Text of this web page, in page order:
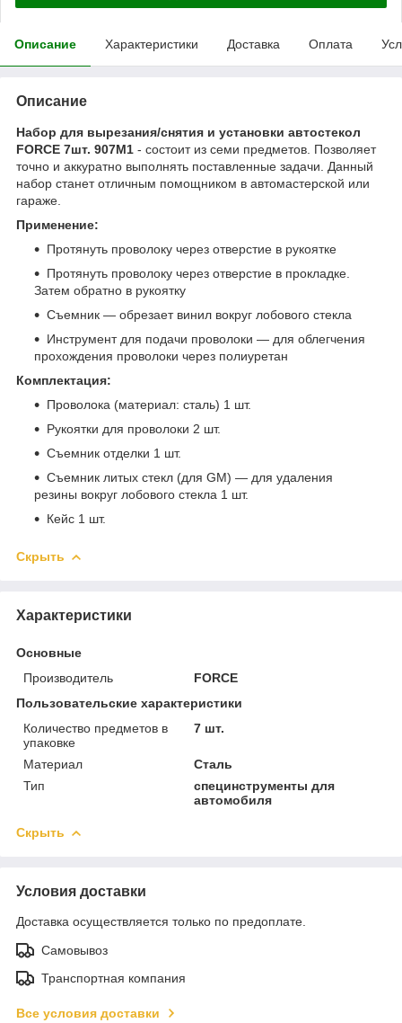
Описание Характеристики Доставка Оплата
Описание
Набор для вырезания/снятия и установки автостекол
FORCE 7шт. 907M1 - состоит из семи предметов. Позволяет
точно и аккуратно выполнять поставленные задачи. Данный
набор станет отличным помощником в автомастерской или
гараже.
Применение:
Протянуть проволоку через отверстие в рукоятке
Протянуть проволоку через отверстие в прокладке.
Затем обратно в рукоятку
Съемник — обрезает винил вокруг лобового стекла
Инструмент для подачи проволоки — для облегчения
прохождения проволоки через полиуретан
Комплектация:
Проволока (материал: сталь) 1 шт.
Рукоятки для проволоки 2 шт.
Съемник отделки 1 шт.
Съемник литых стекл (для GM) — для удаления
резины вокруг лобового стекла 1 шт.
Кейс 1 шт.
Скрыть
Характеристики
Основные
Производитель
FORCE
Пользовательские характеристики
Количество предметов в
упаковке
7 шт.
Материал
Сталь
Тип
специнструменты для
автомобиля
Скрыть
Условия доставки
Доставка осуществляется только по предоплате.
Самовывоз
Транспортная компания
Все условия доставки